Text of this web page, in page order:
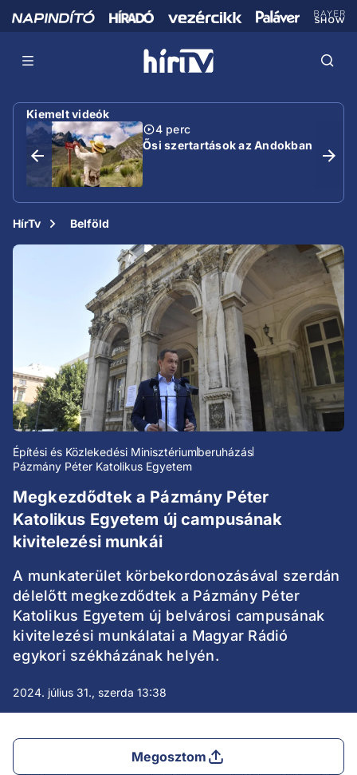
Kiemelt videók
4 perc
Ősi szertartások az Andokban
HírTv Belföld
Építési és Közlekedési Minisztériumberuházás
Pázmány Péter Katolikus Egyetem
Megkezdődtek a Pázmány Péter
Katolikus Egyetem új campusának
kivitelezési munkái
A munkaterület körbekordonozásával szerdán
délelőtt megkezdődtek a Pázmány Péter
Katolikus Egyetem új belvárosi campusának
kivitelezési munkálatai a Magyar Rádió
egykori székházának helyén.
2024. július 31., szerda 13:38
Megosztom